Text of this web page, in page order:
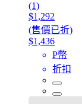
(1)
$1,292
(售價已折)
$1,436
P幣
折扣